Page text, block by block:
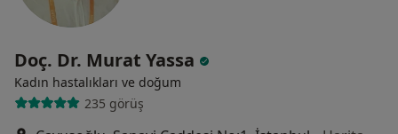
Doç. Dr. Murat Yassa
Kadın hastalıkları ve doğum
235 görüş